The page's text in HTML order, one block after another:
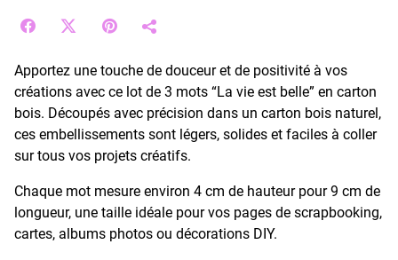
Apportez une touche de douceur et de positivité à vos
créations avec ce lot de 3 mots “La vie est belle” en carton
bois. Découpés avec précision dans un carton bois naturel,
ces embellissements sont légers, solides et faciles à coller
sur tous vos projets créatifs.
Chaque mot mesure environ 4 cm de hauteur pour 9 cm de
longueur, une taille idéale pour vos pages de scrapbooking,
cartes, albums photos ou décorations DIY.